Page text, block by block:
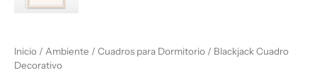
Inicio / Ambiente / Cuadros para Dormitorio / Blackjack Cuadro
Decorativo